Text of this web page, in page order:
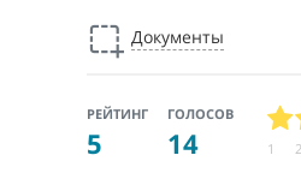
Документы
РЕЙТИНГ
5
ГОЛОСОВ
14 1 2